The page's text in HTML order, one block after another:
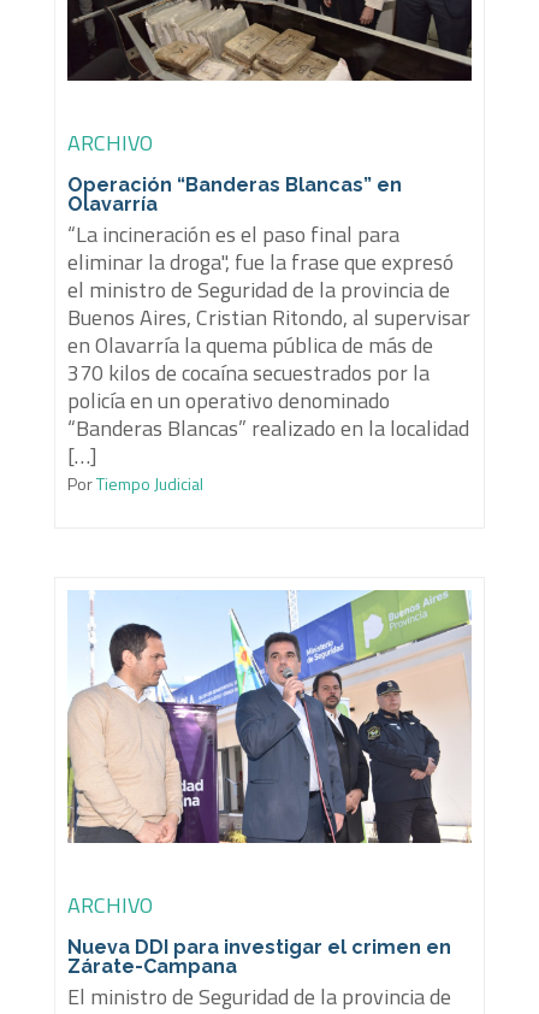
ARCHIVO
Operación “Banderas Blancas” en
Olavarría
“La incineración es el paso final para
eliminar la droga", fue la frase que expresó
el ministro de Seguridad de la provincia de
Buenos Aires, Cristian Ritondo, al supervisar
en Olavarría la quema pública de más de
370 kilos de cocaína secuestrados por la
policía en un operativo denominado
“Banderas Blancas” realizado en la localidad
[…]
PorTiempo Judicial
ARCHIVO
Nueva DDI para investigar el crimen en
Zárate-Campana
El ministro de Seguridad de la provincia de